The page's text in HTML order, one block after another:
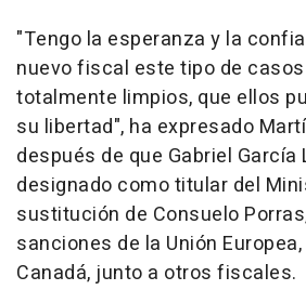
"Tengo la esperanza y la
nuevo fiscal este tipo de
totalmente limpios, que ellos
su libertad", ha expresado
después de que Gabriel García
designado como titular del
sustitución de Consuelo
sanciones de la Unión
Canadá, junto a otros fiscales.